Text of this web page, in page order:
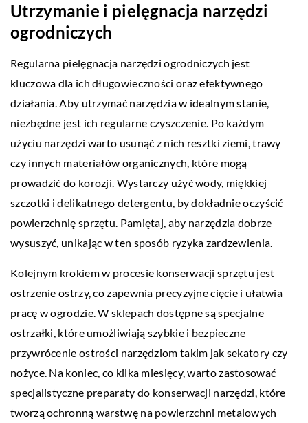
Utrzymanie i pielęgnacja narzędzi
ogrodniczych
Regularna pielęgnacja narzędzi ogrodniczych jest
kluczowa dla ich długowieczności oraz efektywnego
działania. Aby utrzymać narzędzia w idealnym stanie,
niezbędne jest ich regularne czyszczenie. Po każdym
użyciu narzędzi warto usunąć z nich resztki ziemi, trawy
czy innych materiałów organicznych, które mogą
prowadzić do korozji. Wystarczy użyć wody, miękkiej
szczotki i delikatnego detergentu, by dokładnie oczyścić
powierzchnię sprzętu. Pamiętaj, aby narzędzia dobrze
wysuszyć, unikając w ten sposób ryzyka zardzewienia.
Kolejnym krokiem w procesie konserwacji sprzętu jest
ostrzenie ostrzy, co zapewnia precyzyjne cięcie i ułatwia
pracę w ogrodzie. W sklepach dostępne są specjalne
ostrzałki, które umożliwiają szybkie i bezpieczne
przywrócenie ostrości narzędziom takim jak sekatory czy
nożyce. Na koniec, co kilka miesięcy, warto zastosować
specjalistyczne preparaty do konserwacji narzędzi, które
tworzą ochronną warstwę na powierzchni metalowych